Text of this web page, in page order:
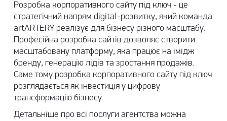
Розробка корпоративного сайту під ключ - це
стратегічний напрям digital-розвитку, який команда
artARTERY реалізує для бізнесу різного масштабу.
Професійна розробка сайтів дозволяє створити
масштабовану платформу, яка працює на імідж
бренду, генерацію лідів та зростання продажів.
Саме тому розробка корпоративного сайту під ключ
розглядається як інвестиція у цифрову
трансформацію бізнесу.
Детальніше про всі послуги агентства можна